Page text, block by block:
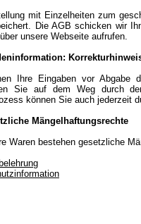
mit Einzelheiten zum
Die AGB schicken wir
unsere Webseite aufrufen.
Ihre Eingaben vor Abgabe
Sie auf dem Weg durch
können Sie auch jederzeit
Mängelhaftungsrechte
Waren bestehen gesetzliche